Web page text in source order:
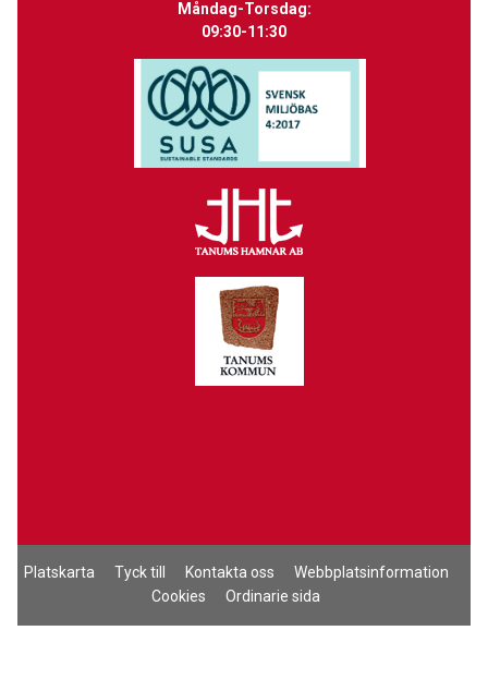
Måndag-Torsdag:
09:30-11:30
Platskarta Tyck till Kontakta oss
Webbplatsinformation
Cookies
Ordinarie sida